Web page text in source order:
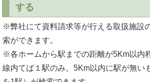
する
※弊社にて資料請求等が行える取扱施設
索ができます。
※各ホームから駅までの距離が5Km以内
線内てば１駅のみ。5Km以内に駅が無い